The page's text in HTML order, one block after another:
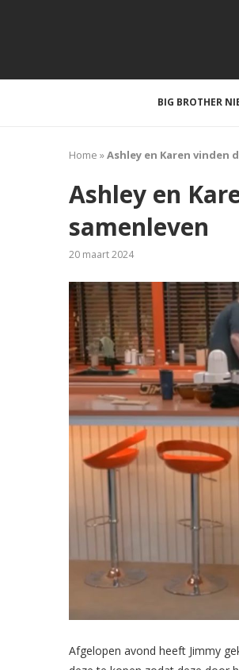
BIG BROTHER
Home »Ashley en Karen vinden
Ashley en
samenleven
20 maart 2024
Afgelopen avond heeft Jimmy